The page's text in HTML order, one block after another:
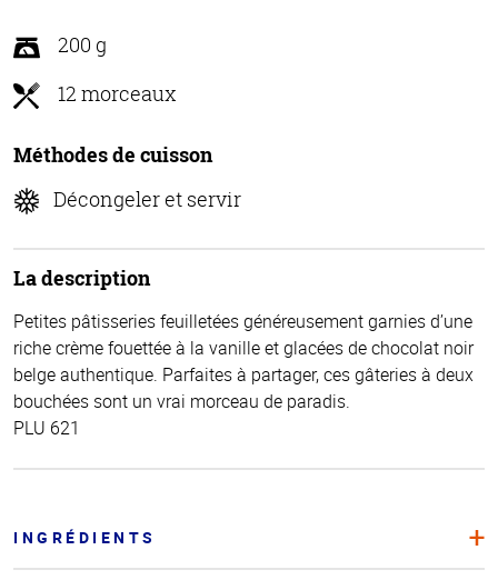
200 g
12 morceaux
Méthodes de cuisson
Décongeler et servir
La description
Petites pâtisseries feuilletées généreusement garnies d’une
riche crème fouettée à la vanille et glacées de chocolat noir
belge authentique. Parfaites à partager, ces gâteries à deux
bouchées sont un vrai morceau de paradis.
PLU 621
INGRÉDIENTS